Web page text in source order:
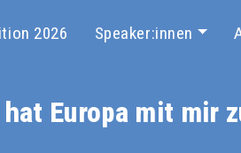
2026 Speaker:innen
hat Europa mit mir